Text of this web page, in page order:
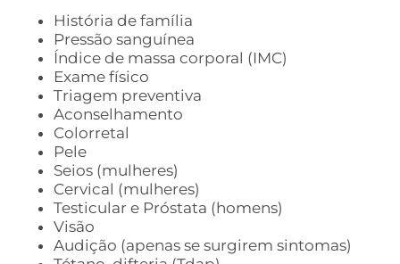
História de família
Pressão sanguínea
Índice de massa corporal (IMC)
Exame físico
Triagem preventiva
Aconselhamento
Colorretal
Pele
Seios (mulheres)
Cervical (mulheres)
Testicular e Próstata (homens)
Visão
Audição (apenas se surgirem sintomas)